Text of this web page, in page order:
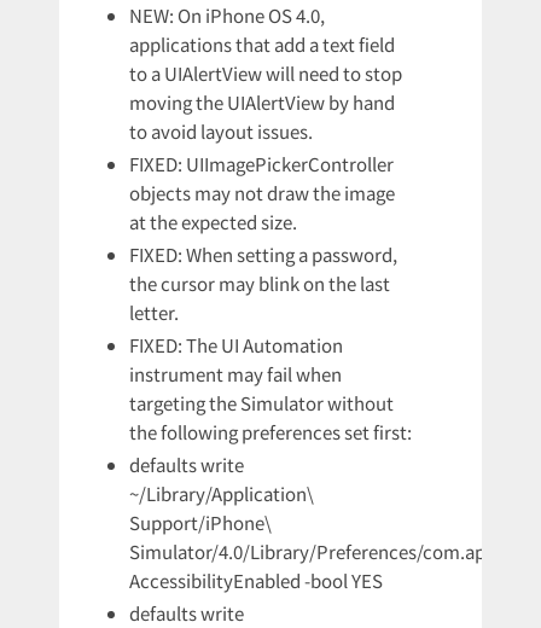
NEW: On iPhone OS 4.0,
applications that add a text field
to a UIAlertView will need to stop
moving the UIAlertView by hand
to avoid layout issues.
FIXED: UIImagePickerController
objects may not draw the image
at the expected size.
FIXED: When setting a password,
the cursor may blink on the last
letter.
FIXED: The UI Automation
instrument may fail when
targeting the Simulator without
the following preferences set first:
defaults write
~/Library/Application\
Support/iPhone\
Simulator/4.0/Library/Preferences/
AccessibilityEnabled -bool YES
defaults write